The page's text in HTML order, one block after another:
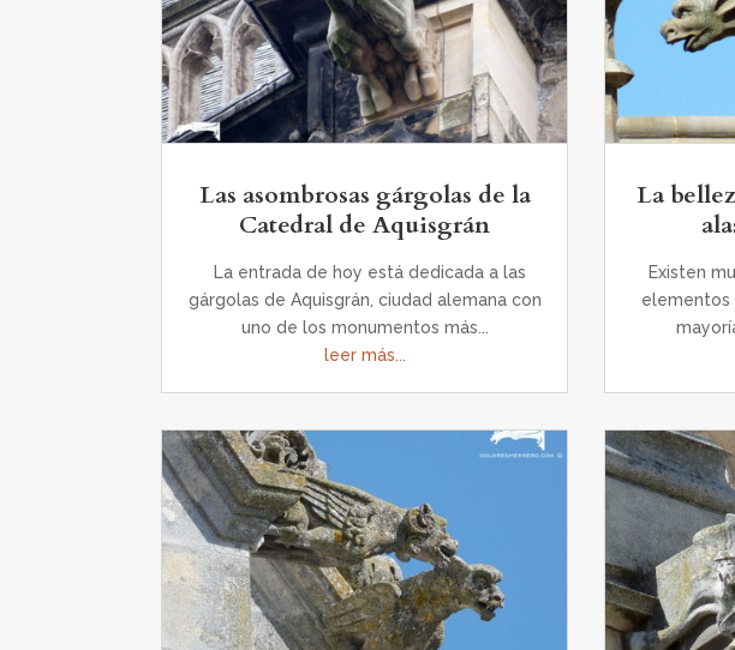
Las asombrosas gárgolas de la
Catedral de Aquisgrán
La entrada de hoy está dedicada a las
gárgolas de Aquisgrán, ciudad alemana con
uno de los monumentos más...
leer más...
La
Existen
elementos